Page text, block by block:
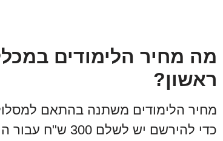
מה מחיר הלימודים
ראשון?
מחיר הלימודים משתנה בהתאם